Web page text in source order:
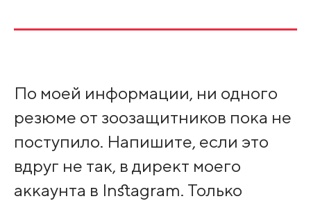
По моей информации, ни одного
резюме от зоозащитников пока не
поступило. Напишите, если это
вдруг не так, в директ моего
аккаунта в Instagram. Только